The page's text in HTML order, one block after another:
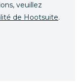
veuillez
de Hootsuite.